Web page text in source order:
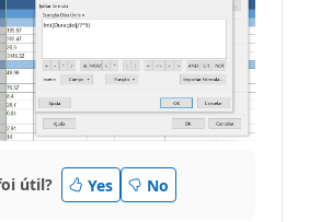
útil? Yes No